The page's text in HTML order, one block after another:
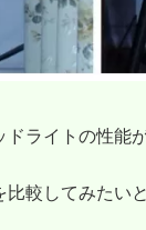
ライトの性能
較してみたい